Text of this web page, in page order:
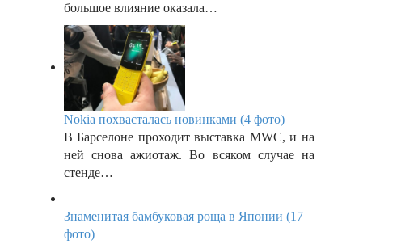
большое влияние оказала…
Nokia похвасталась новинками (4 фото)
В Барселоне проходит выставка MWC, и на
ней снова ажиотаж. Во всяком случае на
стенде…
Знаменитая бамбуковая роща в Японии (17
фото)